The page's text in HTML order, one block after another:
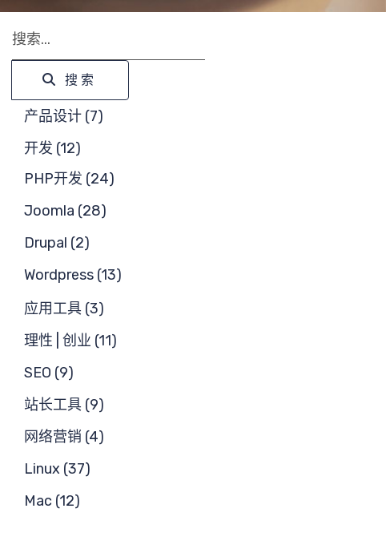
搜索
搜索
产品设计 (7)
开发 (12)
PHP开发 (24)
Joomla (28)
Drupal (2)
Wordpress (13)
应用工具 (3)
理性 | 创业 (11)
SEO (9)
站长工具 (9)
网络营销 (4)
Linux (37)
Mac (12)